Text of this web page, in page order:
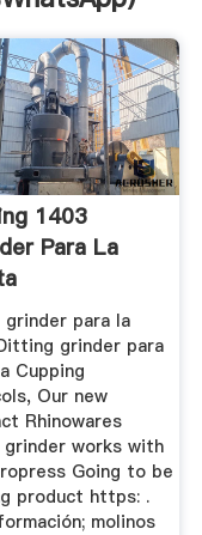
1403
Para La
para la
grinder para
Cupping
Our new
Rhinowares
works with
Going to be
product https: .
molinos